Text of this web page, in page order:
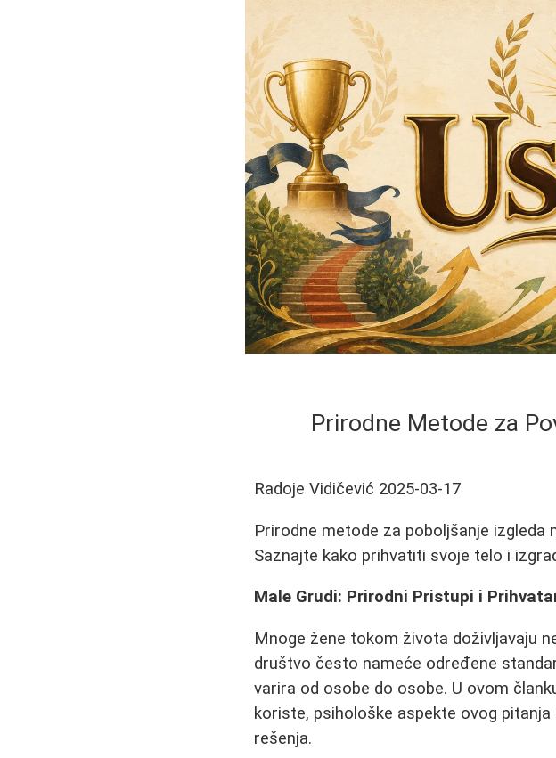
Prirodne Metode za
Radoje Vidičević 2025-03-17
Prirodne metode za poboljšanje izgleda
Saznajte kako prihvatiti svoje telo i
Male Grudi: Prirodni Pristupi i
Mnoge žene tokom života doživljavaju
društvo često nameće određene
varira od osobe do osobe. U ovom
koriste, psihološke aspekte ovog
rešenja.